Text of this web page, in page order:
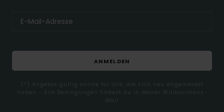
ANMELDEN
(*) Angebot gültig online für alle, die sich neu angemeldet
haben - Alle Bedingungen findest du in deiner Willkommens-
Mail